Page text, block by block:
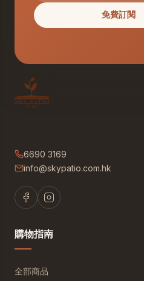
免費訂閱
6690 3169
info@skypatio.com.hk
購物指南
全部商品